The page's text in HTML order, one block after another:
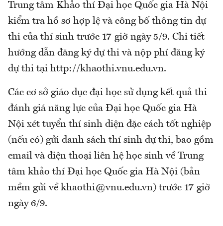
Trung tâm Khảo thí Đại học Quốc gia Hà Nội
kiểm tra hồ sơ hợp lệ và công bố thông tin dự
thi của thí sinh trước 17 giờ ngày 5/9. Chi tiết
hướng dẫn đăng ký dự thi và nộp phí đăng ký
dự thi tại http://khaothi.vnu.edu.vn.
Các cơ sở giáo dục đại học sử dụng kết quả thi
đánh giá năng lực của Đại học Quốc gia Hà
Nội xét tuyển thí sinh diện đặc cách tốt nghiệp
(nếu có) gửi danh sách thí sinh dự thi, bao gồm
email và điện thoại liên hệ học sinh về Trung
tâm khảo thí Đại học Quốc gia Hà Nội (bản
mềm gửi về khaothi@vnu.edu.vn) trước 17 giờ
ngày 6/9.